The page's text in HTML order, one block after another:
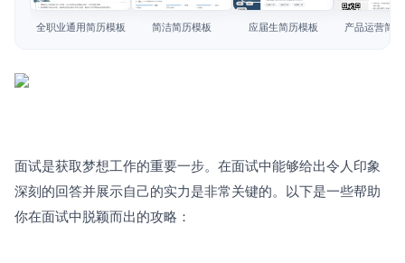
简历教程
全职业通用简历模板 简洁简历模板 应届生简历模板 产品运营简
面试是获取梦想工作的重要一步。在面试中能够给出令人印象
深刻的回答并展示自己的实力是非常关键的。以下是一些帮助
你在面试中脱颖而出的攻略：